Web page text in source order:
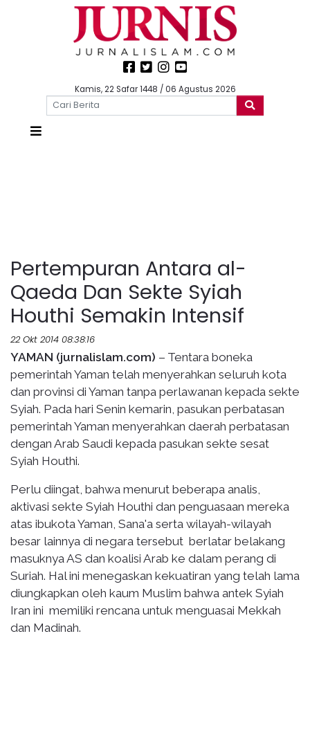
Kamis, 22 Safar 1448 / 06 Agustus 2026
Pertempuran Antara al-
Qaeda Dan Sekte Syiah
Houthi Semakin Intensif
22 Okt 2014 08:38:16
YAMAN (jurnalislam.com) – Tentara boneka
pemerintah Yaman telah menyerahkan seluruh kota
dan provinsi di Yaman tanpa perlawanan kepada sekte
Syiah. Pada hari Senin kemarin, pasukan perbatasan
pemerintah Yaman menyerahkan daerah perbatasan
dengan Arab Saudi kepada pasukan sekte sesat
Syiah Houthi.
Perlu diingat, bahwa menurut beberapa analis,
aktivasi sekte Syiah Houthi dan penguasaan mereka
atas ibukota Yaman, Sana'a serta wilayah-wilayah
besar lainnya di negara tersebut berlatar belakang
masuknya AS dan koalisi Arab ke dalam perang di
Suriah. Hal ini menegaskan kekuatiran yang telah lama
diungkapkan oleh kaum Muslim bahwa antek Syiah
Iran ini memiliki rencana untuk menguasai Mekkah
dan Madinah.